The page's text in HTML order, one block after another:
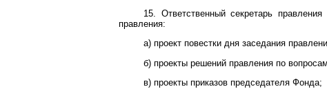
15. Ответственный секретарь
правления:
а) проект повестки дня заседания
б) проекты решений правления по
в) проекты приказов председателя Фонда;